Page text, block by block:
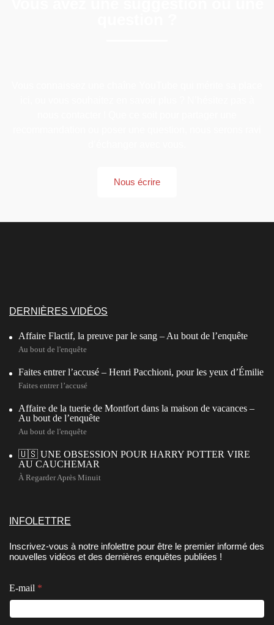
Nous écrire
DERNIÈRES VIDÉOS
Affaire Flactif, la preuve par le sang – Au bout de l’enquête
Au bout de l'enquête
Faites entrer l’accusé – Henri Pacchioni, pour les yeux d’Émilie
Faites entrer l’accusé
Affaire de la tuerie de Montfort dans la maison de vacances –
Au bout de l’enquête
Au bout de l'enquête
🇺🇸 UNE OBSESSION POUR HARRY POTTER VIRE
AU CAUCHEMAR
À Regarder Après Minuit
INFOLETTRE
Inscrivez-vous à notre infolettre pour être le premier informé des
nouvelles vidéos et des dernières enquêtes publiées !
E-mail *